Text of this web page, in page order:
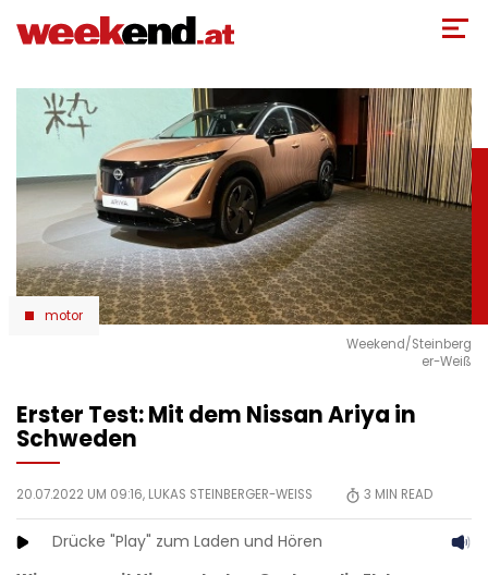
zum
motor
Weekend/Steinberg
er-Weiß
Erster Test: Mit dem Nissan Ariya in
Schweden
20.07.2022 UM 09:16, LUKAS STEINBERGER-WEISS 3 MIN READ
Drücke "Play" zum Laden und Hören